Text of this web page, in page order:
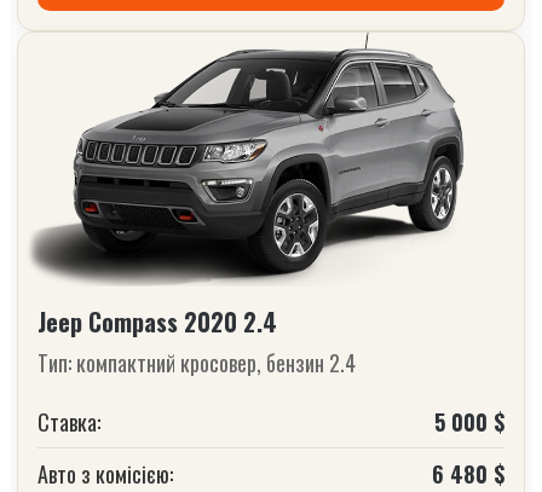
Jeep Compass 2020 2.4
Тип: компактний кросовер, бензин 2.4
Ставка:
5 000 $
Авто з комісією:
6 480 $